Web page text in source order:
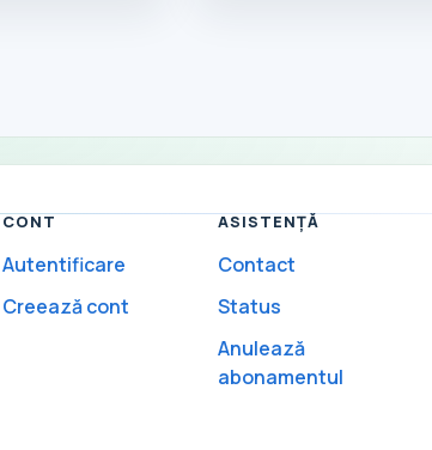
CONT
Autentificare
Creează cont
ASISTENȚĂ
Contact
Status
Anulează
abonamentul